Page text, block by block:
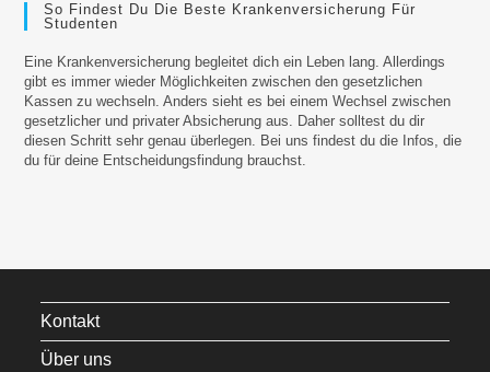
So Findest Du Die Beste Krankenversicherung Für
Studenten
Eine Krankenversicherung begleitet dich ein Leben lang. Allerdings
gibt es immer wieder Möglichkeiten zwischen den gesetzlichen
Kassen zu wechseln. Anders sieht es bei einem Wechsel zwischen
gesetzlicher und privater Absicherung aus. Daher solltest du dir
diesen Schritt sehr genau überlegen. Bei uns findest du die Infos, die
du für deine Entscheidungsfindung brauchst.
Kontakt
Über uns